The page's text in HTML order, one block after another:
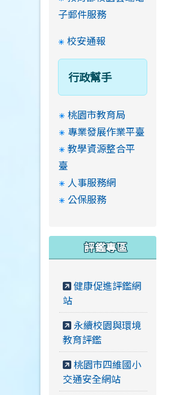
子郵件服務
校安通報
行政幫手
桃園市教育局
專業發展作業平臺
教學資源整合平
臺
人事服務網
公保服務
評鑑專區
健康促進評鑑網
站
永續校園與環境
教育評鑑
桃園市四維國小
交通安全網站